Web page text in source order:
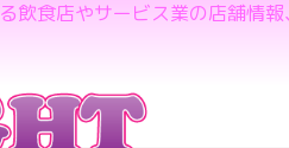
飲食店やサービス業の店舗情